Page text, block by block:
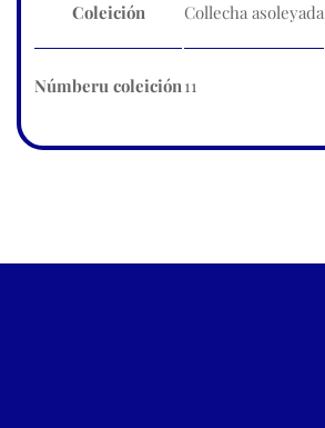
Coleición Collecha asoleyada
Númberu coleición11